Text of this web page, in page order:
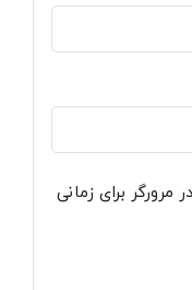
مرورگر برای زمانی